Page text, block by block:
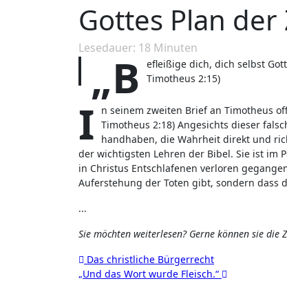
Gottes Plan
Lesedauer: 18 Minuten
„B
efleißige dich, dich selbst
Timotheus 2:15)
I
n seinem zweiten Brief an Timotheus
Timotheus 2:18) Angesichts dieser
handhaben, die Wahrheit direkt und
der wichtigsten Lehren der Bibel. Sie ist im
in Christus Entschlafenen verloren
Auferstehung der Toten gibt, sondern dass
...
Sie möchten weiterlesen? Gerne können sie
Beitragsnavigation
Das christliche Bürgerrecht
„Und das Wort wurde Fleisch.“